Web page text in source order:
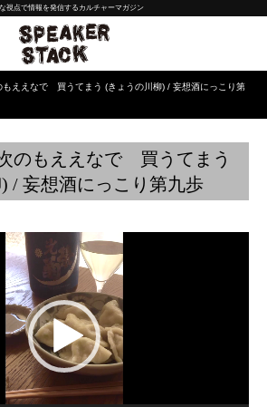
視点で情報を発信するカルチャーマガジン
ええなで 買うてまう (きょうの川柳) / 妄想酒にっこり第
のもええなで 買うてまう
/ 妄想酒にっこり第九歩